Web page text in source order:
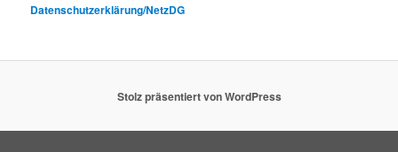
Datenschutzerklärung/NetzDG
Stolz präsentiert von WordPress